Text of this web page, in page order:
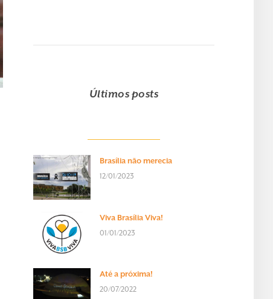
Últimos posts
Brasília não merecia
12/01/2023
Viva Brasília Viva!
01/01/2023
Até a próxima!
20/07/2022